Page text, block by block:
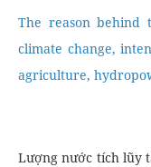
The reason behind
climate change,
agriculture,
Lượng nước tích lũy